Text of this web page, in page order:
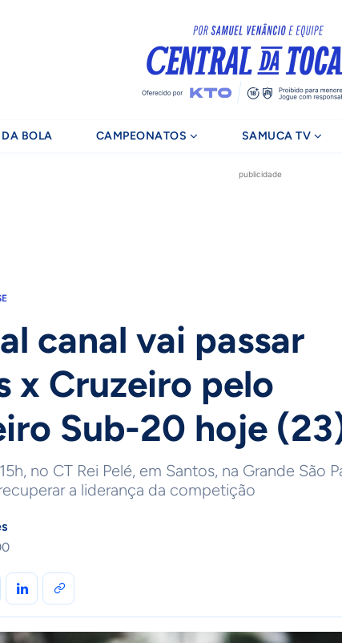
BOLA CAMPEONATOS SAMUCA TV
publicidade
canal vai passar
x Cruzeiro pelo
Sub-20 hoje
no CT Rei Pelé, em Santos, na Grande São
a liderança da competição